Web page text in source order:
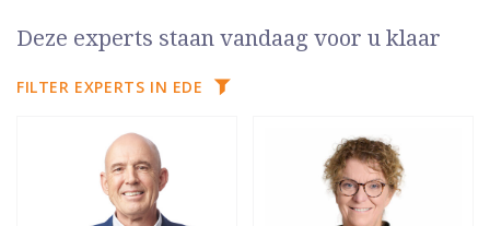
Deze experts staan vandaag voor u klaar
FILTER EXPERTS IN EDE